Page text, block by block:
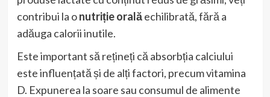
contribui la onutriție oralăechilibrată, fără a
adăuga calorii inutile.
Este important să rețineți că absorbția calciului
este influențată și de alți factori, precum vitamina
D. Expunerea la soare sau consumul de alimente